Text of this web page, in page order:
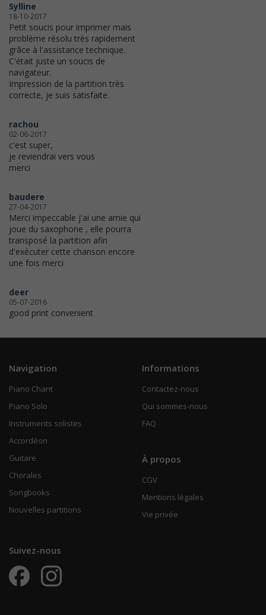
Sylline
18-10-2017
Petit soucis pour imprimer mais
problème résolu très rapidement
grâce à l'assistance technique.
C'était juste un soucis de
navigateur.
Impression de la partition très
correcte, je suis satisfaite.
rachou
02-06-2017
c'est super,
je reviendrai vers vous
merci
baudere
27-04-2017
Merci impeccable j'ai une amie qui
joue du saxophone , elle pourra
transposé la partition afin
d'exécuter cette chanson encore
une fois merci
deer
05-07-2016
good print convenient
Navigation
Piano Chant
Piano Solo
Instruments solistes
Accordéon
Guitare
Chorales
Songbooks
Nouvelles partitions
Informations
Contactez-nous
Qui sommes-nous
FAQ
À propos
CGV
Mentions légales
Vie privée
Suivez-nous